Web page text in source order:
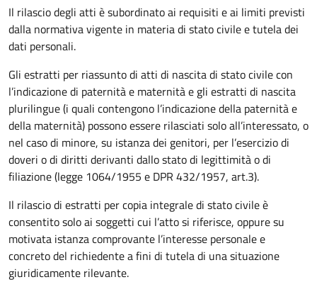
Il rilascio degli atti è subordinato ai requisiti e ai limiti previsti
dalla normativa vigente in materia di stato civile e tutela dei
dati personali.
Gli estratti per riassunto di atti di nascita di stato civile con
l’indicazione di paternità e maternità e gli estratti di nascita
plurilingue (i quali contengono l’indicazione della paternità e
della maternità) possono essere rilasciati solo all’interessato, o
nel caso di minore, su istanza dei genitori, per l’esercizio di
doveri o di diritti derivanti dallo stato di legittimità o di
filiazione (legge 1064/1955 e DPR 432/1957, art.3).
Il rilascio di estratti per copia integrale di stato civile è
consentito solo ai soggetti cui l’atto si riferisce, oppure su
motivata istanza comprovante l’interesse personale e
concreto del richiedente a fini di tutela di una situazione
giuridicamente rilevante.